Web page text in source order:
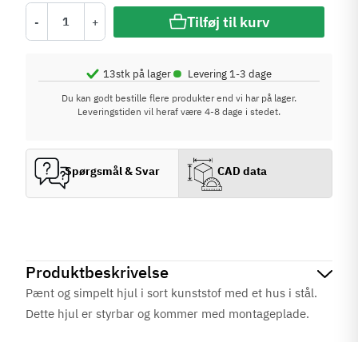
Produktbeskrivelse
Pænt og simpelt hjul i sort kunststof med et hus i stål.
Dette hjul er styrbar og kommer med montageplade.
- + Tilføj til kurv
13stk på lager• Levering 1-3 dage
Du kan godt bestille flere produkter end vi har på lager.
Leveringstiden vil heraf være 4-8 dage i stedet.
Spørgsmål & Svar CAD data